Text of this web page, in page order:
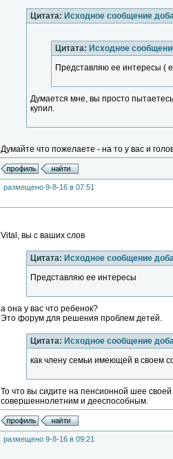
Цитата: Исходное сообщение
Цитата: Исходное
Представляю ее интересы (
Думается мне, вы просто
купил.
Думайте что пожелаете - на то у вас и
размещено 9-8-16 в 07:51
Vital, вы с ваших слов
Цитата: Исходное сообщение
Представляю ее интересы
а она у вас что ребенок?
Это форум для решения проблем детей.
Цитата: Исходное сообщение
как члену семьи имеющей в своем
То что вы сидите на пенсионной шее
совершеннолетним и дееспособным.
размещено 9-8-16 в 09:21